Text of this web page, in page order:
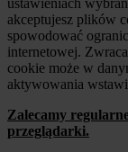
akceptujesz plików
spowodować
internetowej.
cookie może w
aktywowania
Zalecamy
przeglądarki.